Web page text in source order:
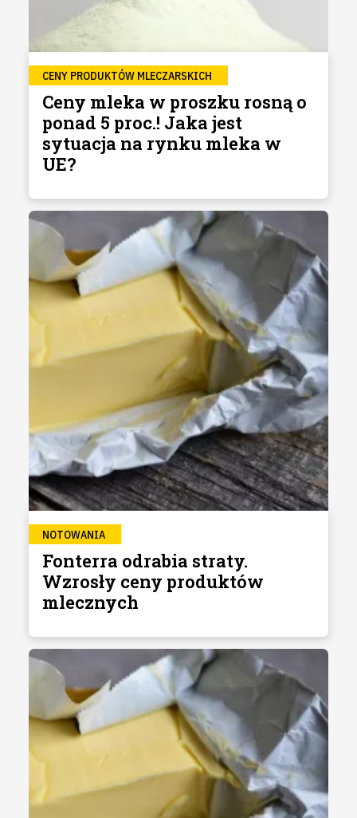
CENY PRODUKTÓW MLECZARSKICH
Ceny mleka w proszku rosną o
ponad 5 proc.! Jaka jest
sytuacja na rynku mleka w
UE?
NOTOWANIA
Fonterra odrabia straty.
Wzrosły ceny produktów
mlecznych